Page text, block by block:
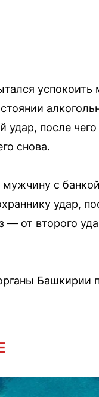
удар, после
снова.
с
удар,
— от второго
Башкирии